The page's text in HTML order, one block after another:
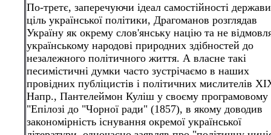
По-третє, заперечуючи ідеал самостійності
ціль української політики, Драгоманов розглядав
Україну як окрему слов'янську націю та не
українському народові природних здібностей до
незалежного політичного життя. А власне такі
песимістичні думки часто зустрічаємо в наших
провідних публіцистів і політичних мислителів
Напр., Пантелеймон Куліш у своєму програмовому
"Епілозі до "Чорної ради" (1857), в якому доводив
закономірність існування окремої української